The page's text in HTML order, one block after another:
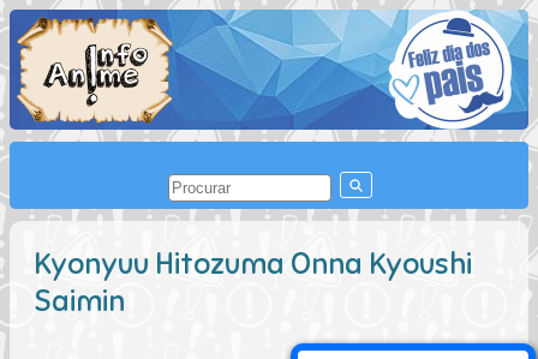
Kyonyuu Hitozuma Onna Kyoushi
Saimin